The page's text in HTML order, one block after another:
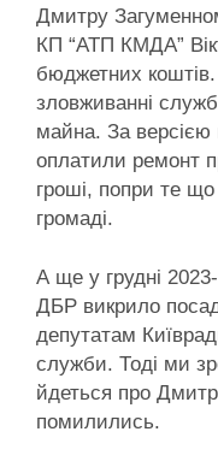
Дмитру
КП “АТП КМДА”
бюджетних
зловживанні
майна. За версією
оплатили ремонт
гроші, попри те
громаді.
А ще у грудні
ДБР викрило
депутатам
служби. Тоді ми
йдеться про
помилились.